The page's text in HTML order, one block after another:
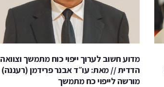
מדוע חשוב לערוך ייפוי כוח מתמשך וצוואה
הדדית // מאת: עו״ד אבנר פרידמן (רעננה)
מורשה לייפוי כח מתמשך